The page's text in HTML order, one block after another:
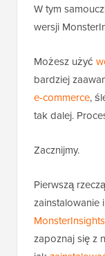
W tym
wersji
Możesz użyć
bardziej
e-commerce,
tak dalej.
Zacznijmy.
Pierwszą
zainstalowanie
MonsterInsights
zapoznaj się z